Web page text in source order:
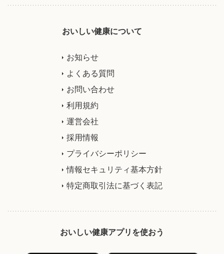
おいしい健康について
お知らせ
よくある質問
お問い合わせ
利用規約
運営会社
採用情報
プライバシーポリシー
情報セキュリティ基本方針
特定商取引法に基づく表記
おいしい健康アプリを使おう